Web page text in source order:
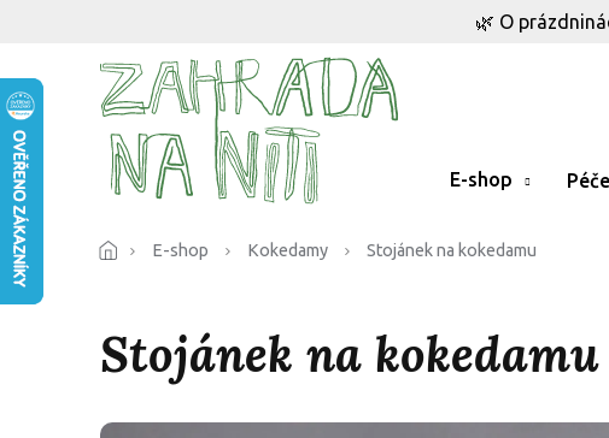
🌿 O
E-shop Péče
E-shop Kokedamy Stojánek na kokedamu
Stojánek na kokedamu